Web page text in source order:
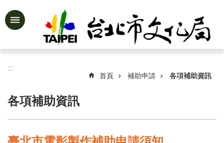
跳到主要內容區塊
進
告
:::
首頁 補助申請 各項補助資訊
各項補助資訊